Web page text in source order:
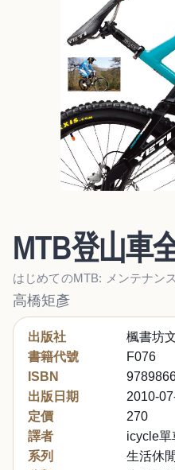
MTB登山車
はじめてのMTB: メンテナン
高橋矩彥
出版社
楓書坊
書籍代號
F076
ISBN
出版日期
2010-
定價
270
譯者
icycle單
系列
生活休閒